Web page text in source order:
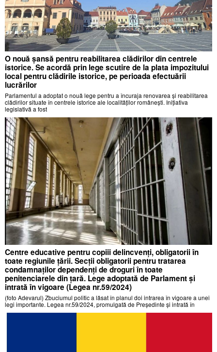
O nouă șansă pentru reabilitarea clădirilor din centrele
istorice. Se acordă prin lege scutire de la plata impozitului
local pentru clădirile istorice, pe perioada efectuării
lucrărilor
Parlamentul a adoptat o nouă lege pentru a încuraja renovarea și reabilitarea
clădirilor situate în centrele istorice ale localităților românești. Inițiativa
legislativă a fost
Centre educative pentru copiii delincvenți, obligatorii în
toate regiunile țării. Secții obligatorii pentru tratarea
condamnaților dependenți de droguri în toate
penitenciarele din țară. Lege adoptată de Parlament și
intrată în vigoare (Legea nr.59/2024)
(foto Adevarul) Zbuciumul politic a lăsat în planul doi intrarea în vigoare a unei
legi importante. Legea nr.59/2024, promulgată de Președinte și intrată în